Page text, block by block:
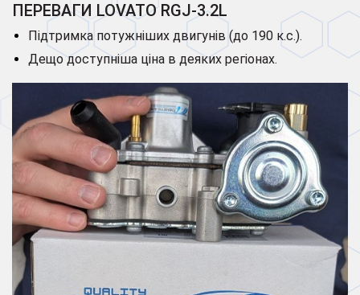
ПЕРЕВАГИ LOVATO RGJ-3.2L
Підтримка потужніших двигунів (до 190 к.с.).
Дещо доступніша ціна в деяких регіонах.